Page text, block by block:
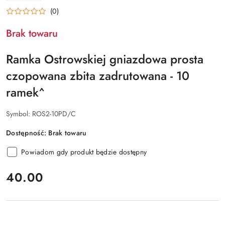
(0)
Brak towaru
Ramka Ostrowskiej gniazdowa prosta
czopowana zbita zadrutowana - 10
ramek^
Symbol: ROS2-10PD/C
Dostępność: Brak towaru
Powiadom gdy produkt będzie dostępny
cena:
40.00